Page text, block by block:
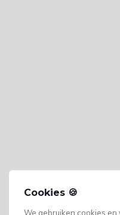
Cookies 🍪
We gebruiken cookies